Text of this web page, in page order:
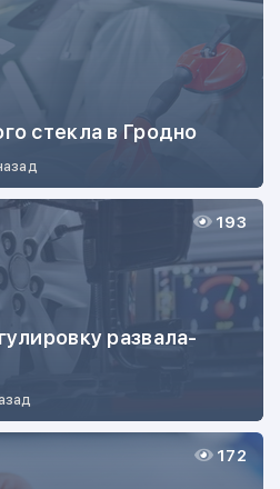
стекла в Гродно
развала-
193
172